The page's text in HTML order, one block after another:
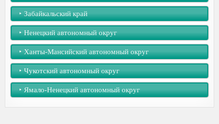
‣︎ Забайкальский край
‣︎ Ненецкий автономный округ
‣︎ Ханты-Мансийский автономный округ
‣︎ Чукотский автономный округ
‣︎ Ямало-Ненецкий автономный округ